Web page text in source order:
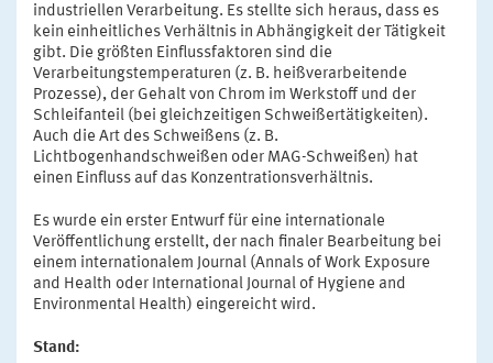
industriellen Verarbeitung. Es stellte sich heraus, dass es
kein einheitliches Verhältnis in Abhängigkeit der Tätigkeit
gibt. Die größten Einflussfaktoren sind die
Verarbeitungstemperaturen (z. B. heißverarbeitende
Prozesse), der Gehalt von Chrom im Werkstoff und der
Schleifanteil (bei gleichzeitigen Schweißertätigkeiten).
Auch die Art des Schweißens (z. B.
Lichtbogenhandschweißen oder MAG-Schweißen) hat
einen Einfluss auf das Konzentrationsverhältnis.
Es wurde ein erster Entwurf für eine internationale
Veröffentlichung erstellt, der nach finaler Bearbeitung bei
einem internationalem Journal (Annals of Work Exposure
and Health oder International Journal of Hygiene and
Environmental Health) eingereicht wird.
Stand: